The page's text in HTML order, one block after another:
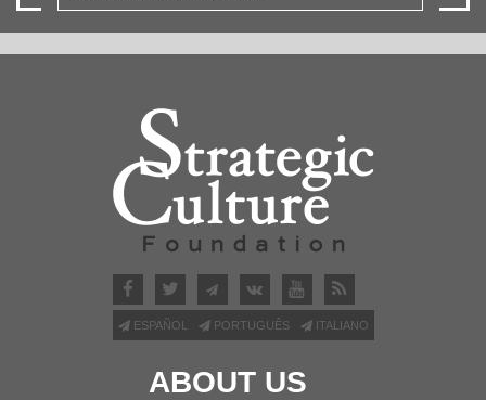
ESPAÑOL PORTUGUÊS ITALIANO
ABOUT US